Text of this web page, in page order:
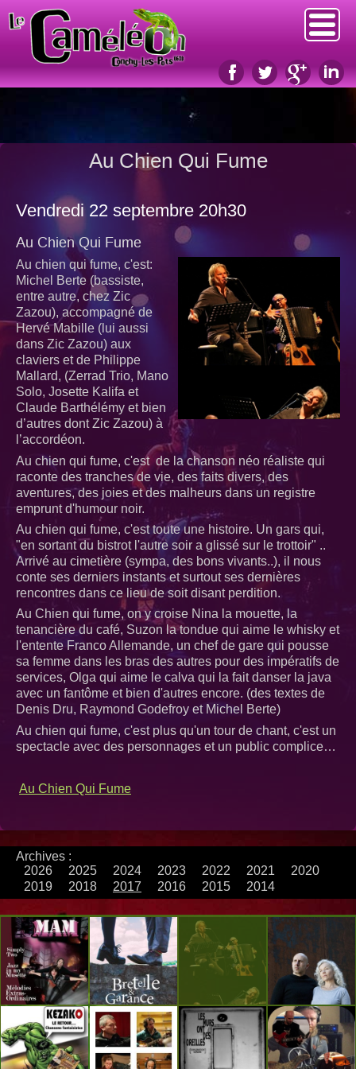
Au Chien Qui Fume
Vendredi 22 septembre 20h30
Au Chien Qui Fume
Au chien qui fume, c'est:
Michel Berte (bassiste,
entre autre, chez Zic
Zazou), accompagné de
Hervé Mabille (lui aussi
dans Zic Zazou) aux
claviers et de Philippe
Mallard, (Zerrad Trio, Mano
Solo, Josette Kalifa et
Claude Barthélémy et bien
d’autres dont Zic Zazou) à
l’accordéon.
Au chien qui fume, c'est de la chanson néo réaliste qui
raconte des tranches de vie, des faits divers, des
aventures, des joies et des malheurs dans un registre
emprunt d'humour noir.
Au chien qui fume, c'est toute une histoire. Un gars qui,
"en sortant du bistrot l'autre soir a glissé sur le trottoir" ..
Arrivé au cimetière (sympa, des bons vivants..), il nous
conte ses derniers instants et surtout ses dernières
rencontres dans ce lieu de soit disant perdition.
Au Chien qui fume, on y croise Nina la mouette, la
tenancière du café, Suzon la tondue qui aime le whisky et
l'entente Franco Allemande, un chef de gare qui pousse
sa femme dans les bras des autres pour des impératifs de
services, Olga qui aime le calva qui la fait danser la java
avec un fantôme et bien d'autres encore. (des textes de
Denis Dru, Raymond Godefroy et Michel Berte)
Au chien qui fume, c'est plus qu'un tour de chant, c'est un
spectacle avec des personnages et un public complice…
Au Chien Qui Fume
Archives :
2026
2025 2024 2023 2022 2021
2020
2019
2018 2017 2016 2015 2014